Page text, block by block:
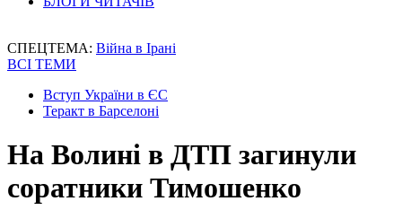
СПЕЦТЕМА: Війна в Ірані
ВСІ ТЕМИ
Вступ України в ЄС
Теракт в Барселоні
На Волині в ДТП загинули
соратники Тимошенко